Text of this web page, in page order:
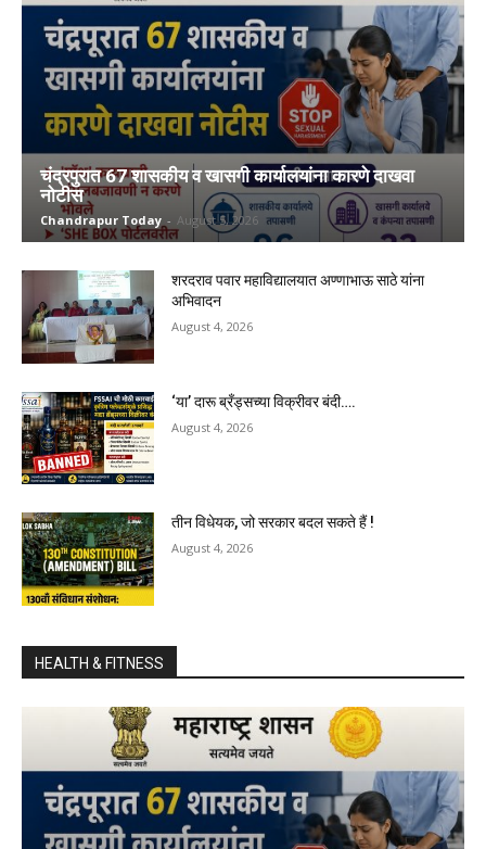
चंद्रपुरात 67 शासकीय व खासगी कार्यालयांना कारणे दाखवा
नोटीस
Chandrapur Today - August 5, 2026
शरदराव पवार महाविद्यालयात अण्णाभाऊ साठे यांना
अभिवादन
August 4, 2026
‘या’ दारू ब्रँड्सच्या विक्रीवर बंदी….
August 4, 2026
तीन विधेयक, जो सरकार बदल सकते हैं !
August 4, 2026
HEALTH & FITNESS